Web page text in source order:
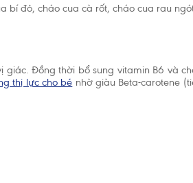
bí đỏ, cháo cua cà rốt, cháo cua rau
giác. Đồng thời bổ sung vitamin B6 và
thị lực cho bé nhờ giàu Beta-carotene